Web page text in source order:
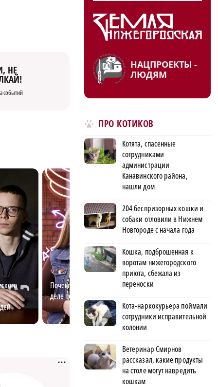
НЕ
событий
Почему волонтёры на самом
деле помогают людям
девять лет
НАЦПРОЕКТЫ -
ЛЮДЯМ
ПРО КОТИКОВ
Котята, спасенные
сотрудниками
администрации
Канавинского района,
нашли дом
204 беспризорных кошки и
собаки отловили в Нижнем
Новгороде с начала года
Кошка, подброшенная к
воротам нижегородского
приюта, сбежала из
переноски
Кота-наркокурьера поймали
сотрудники исправительной
колонии
Ветеринар Смирнов
рассказал, какие продукты
на столе могут навредить
кошкам